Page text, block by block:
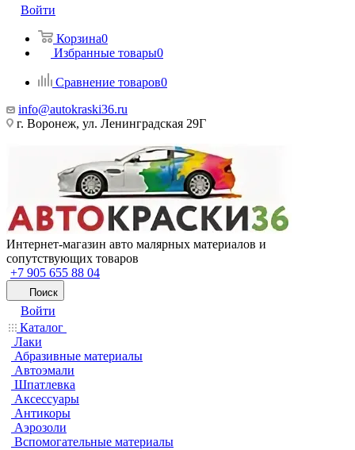
Войти
Корзина0
Избранные товары0
Сравнение товаров0
info@autokraski36.ru
г. Воронеж, ул. Ленинградская 29Г
Интернет-магазин авто малярных материалов и
сопутствующих товаров
+7 905 655 88 04
Поиск
Войти
Каталог
Лаки
Абразивные материалы
Автоэмали
Шпатлевка
Аксессуары
Антикоры
Аэрозоли
Вспомогательные материалы